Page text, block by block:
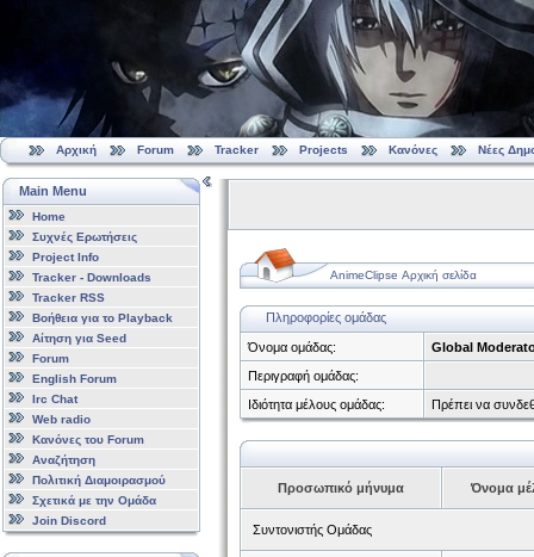
Αρχική Forum Tracker Projects Κανόνες Νέες
Main Menu
Home
Συχνές Ερωτήσεις
Project Info
Tracker - Downloads
Tracker RSS
Βοήθεια για το Playback
Αίτηση για Seed
Forum
English Forum
Irc Chat
Web radio
Κανόνες του Forum
Αναζήτηση
Πολιτική Διαμοιρασμού
Σχετικά με την Ομάδα
Join Discord
AnimeClipse Αρχική σελίδα
Πληροφορίες ομάδας
Όνομα ομάδας:
Global
Περιγραφή ομάδας:
Ιδιότητα μέλους ομάδας:
Πρέπει να
Προσωπικό μήνυμα Όνομα
Συντονιστής Ομάδας